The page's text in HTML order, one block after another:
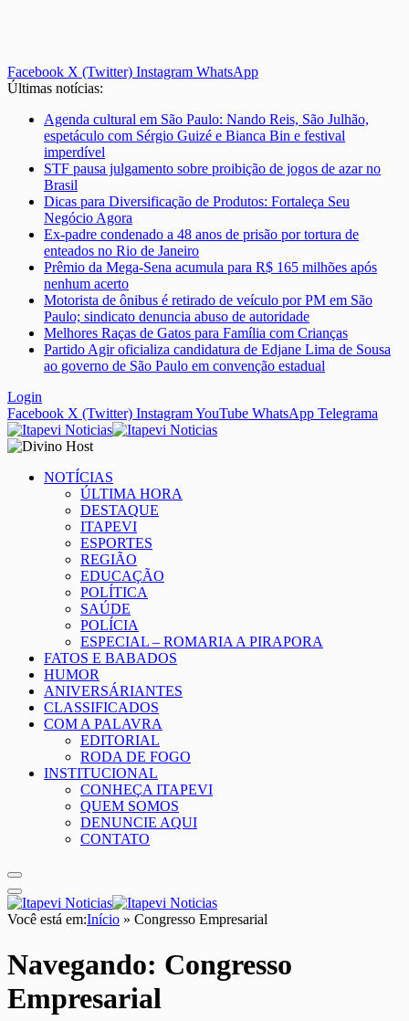
Facebook X (Twitter) Instagram WhatsApp
Últimas notícias:
Agenda cultural em São Paulo: Nando Reis, São Julhão,
espetáculo com Sérgio Guizé e Bianca Bin e festival
imperdível
STF pausa julgamento sobre proibição de jogos de azar no
Brasil
Dicas para Diversificação de Produtos: Fortaleça Seu
Negócio Agora
Ex-padre condenado a 48 anos de prisão por tortura de
enteados no Rio de Janeiro
Prêmio da Mega-Sena acumula para R$ 165 milhões após
nenhum acerto
Motorista de ônibus é retirado de veículo por PM em São
Paulo; sindicato denuncia abuso de autoridade
Melhores Raças de Gatos para Família com Crianças
Partido Agir oficializa candidatura de Edjane Lima de Sousa
ao governo de São Paulo em convenção estadual
Login
Facebook X (Twitter) InstagramYouTube WhatsApp Telegrama
NOTÍCIAS
ÚLTIMA HORA
DESTAQUE
ITAPEVI
ESPORTES
REGIÃO
EDUCAÇÃO
POLÍTICA
SAÚDE
POLÍCIA
ESPECIAL – ROMARIA A PIRAPORA
FATOS E BABADOS
HUMOR
ANIVERSÁRIANTES
CLASSIFICADOS
COM A PALAVRA
EDITORIAL
RODA DE FOGO
INSTITUCIONAL
CONHEÇA ITAPEVI
QUEM SOMOS
DENUNCIE AQUI
CONTATO
Você está em:Início » Congresso Empresarial
Navegando: Congresso
Empresarial